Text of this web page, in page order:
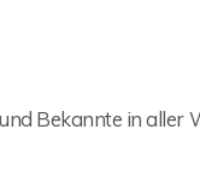
Bekannte in aller